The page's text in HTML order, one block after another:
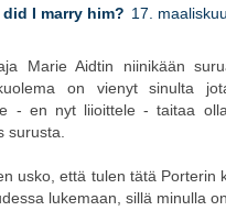
did I marry him? 17.
Marie Aidtin niinikään
on vienyt sinulta
- en nyt liioittele - taitaa
surusta.
usko, että tulen tätä Porterin
lukemaan, sillä minulla